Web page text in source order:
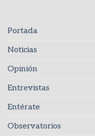
Portada
Noticias
Opinión
Entrevistas
Entérate
Observatorios